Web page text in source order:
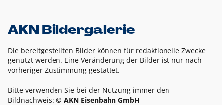
AKN Bildergalerie
Die bereitgestellten Bilder können für redaktionelle Zwecke
genutzt werden. Eine Veränderung der Bilder ist nur nach
vorheriger Zustimmung gestattet.
Bitte verwenden Sie bei der Nutzung immer den
Bildnachweis: © AKN Eisenbahn GmbH